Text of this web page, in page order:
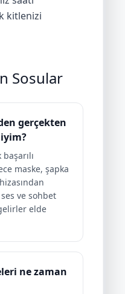
kitlenizi
Sosular
gerçekten
maske, şapka
ve sohbet
elde
ne zaman